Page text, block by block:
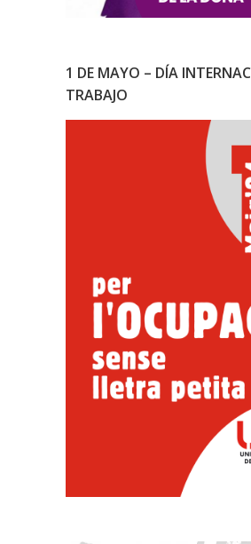
1 DE MAYO – DÍA
TRABAJO